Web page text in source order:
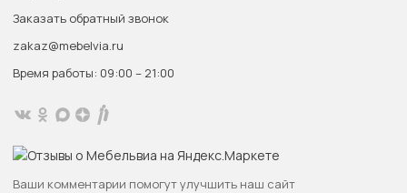
Заказать обратный звонок
zakaz@mebelvia.ru
Время работы: 09:00 – 21:00
Ваши комментарии помогут улучшить наш сайт